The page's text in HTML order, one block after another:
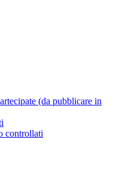
(da pubblicare in
controllati